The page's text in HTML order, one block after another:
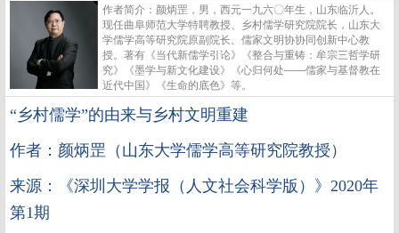
作者简介：颜炳罡，男，西元一九六〇年生，山东临沂人。
现任曲阜师范大学特聘教授、乡村儒学研究院院长，山东大
学儒学高等研究院原副院长、儒家文明协协同创新中心教
授。著有《当代新儒学引论》《整合与重铸：牟宗三哲学研
究》《墨学与新文化建设》《心归何处――儒家与基督教在
近代中国》《生命的底色》等。
“乡村儒学”的由来与乡村文明重建
作者：颜炳罡（山东大学儒学高等研究院教授）
来源：《深圳大学学报（人文社会科学版）》2020年
第1期